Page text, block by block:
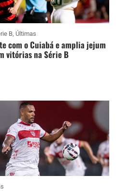
B, Últimas
com o Cuiabá e amplia jejum
vitórias na Série B